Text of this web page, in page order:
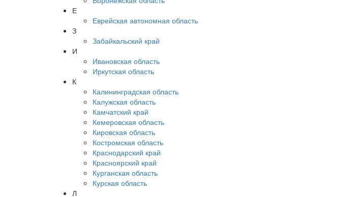
Е
Еврейская автономная область
З
Забайкальский край
И
Ивановская область
Иркутская область
К
Калининградская область
Калужская область
Камчатский край
Кемеровская область
Кировская область
Костромская область
Краснодарский край
Красноярский край
Курганская область
Курская область
Л